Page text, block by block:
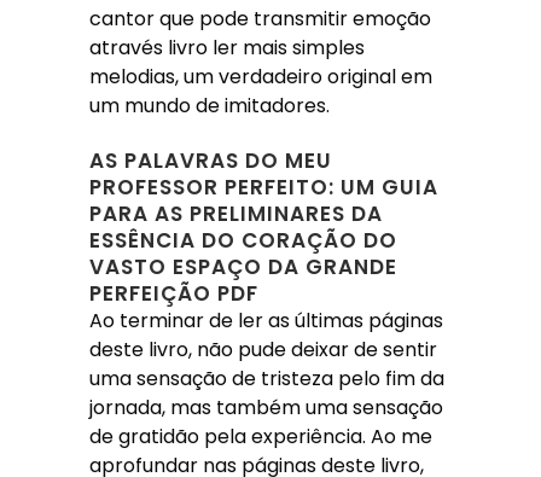
cantor que pode transmitir emoção
através livro ler mais simples
melodias, um verdadeiro original em
um mundo de imitadores.
AS PALAVRAS DO MEU
PROFESSOR PERFEITO: UM GUIA
PARA AS PRELIMINARES DA
ESSÊNCIA DO CORAÇÃO DO
VASTO ESPAÇO DA GRANDE
PERFEIÇÃO PDF
Ao terminar de ler as últimas páginas
deste livro, não pude deixar de sentir
uma sensação de tristeza pelo fim da
jornada, mas também uma sensação
de gratidão pela experiência. Ao me
aprofundar nas páginas deste livro,